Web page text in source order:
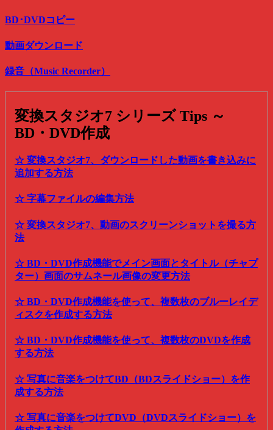
BD･DVDコピー
動画ダウンロード
録音（Music Recorder）
変換スタジオ7 シリーズ Tips ～
BD・DVD作成
☆ 変換スタジオ7、ダウンロードした動画を書き込みに
追加する方法
☆ 字幕ファイルの編集方法
☆ 変換スタジオ7、動画のスクリーンショットを撮る方
法
☆ BD・DVD作成機能でメイン画面とタイトル（チャプ
ター）画面のサムネール画像の変更方法
☆ BD・DVD作成機能を使って、複数枚のブルーレイデ
ィスクを作成する方法
☆ BD・DVD作成機能を使って、複数枚のDVDを作成
する方法
☆ 写真に音楽をつけてBD（BDスライドショー）を作
成する方法
☆ 写真に音楽をつけてDVD（DVDスライドショー）を